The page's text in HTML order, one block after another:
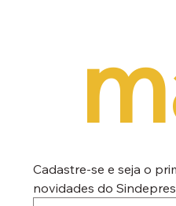
Cadastre-se e seja o
novidades do